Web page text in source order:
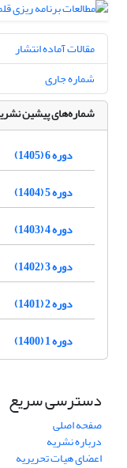
مقالات آماده انتشار
شماره جاری
شماره‌های پیشین
دوره 6 (1405)
دوره 5 (1404)
دوره 4 (1403)
دوره 3 (1402)
دوره 2 (1401)
دوره 1 (1400)
دسترسی سریع
صفحه اصلی
درباره نشریه
اعضای هیات تحریریه